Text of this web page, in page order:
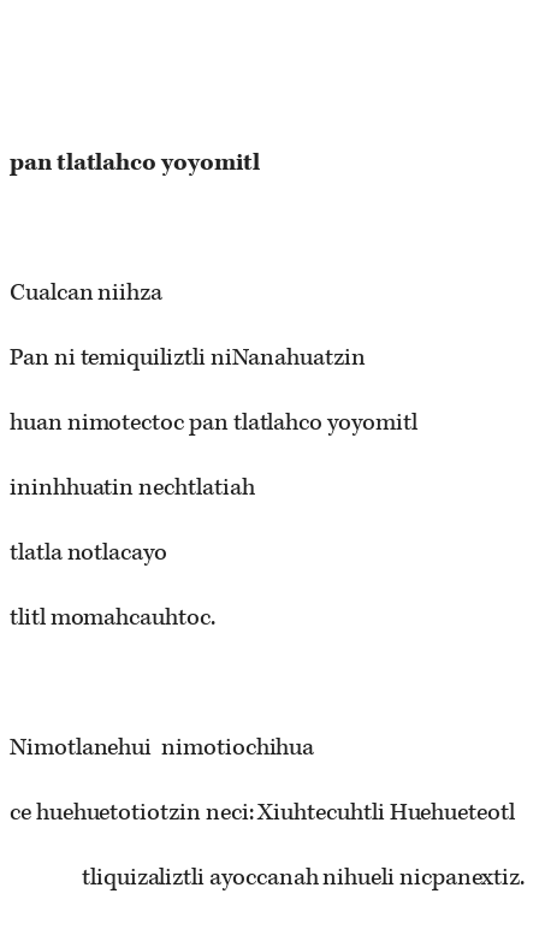
pantlatlahcoyoyomitl
Cualcan niihza
Pan ni temiquiliztli niNanahuatzin
huan nimotectoc pan tlatlahco yoyomitl
ininhhuatin nechtlatiah
tlatla notlacayo
tlitl momahcauhtoc.
Nimotlanehui nimotiochihua
ce huehuetotiotzin neci: Xiuhtecuhtli Huehueteotl
tliquizaliztli ayoccanah nihueli nicpanextiz.